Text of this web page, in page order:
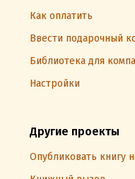
Как оплатить
Ввести подарочный
Библиотека для
Настройки
Другие проекты
Опубликовать книгу